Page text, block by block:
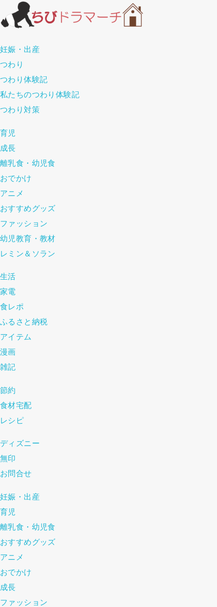
妊娠・出産
つわり
つわり体験記
私たちのつわり体験記
つわり対策
育児
成長
離乳食・幼児食
おでかけ
アニメ
おすすめグッズ
ファッション
幼児教育・教材
レミン＆ソラン
生活
家電
食レポ
ふるさと納税
アイテム
漫画
雑記
節約
食材宅配
レシピ
ディズニー
無印
お問合せ
妊娠・出産
育児
離乳食・幼児食
おすすめグッズ
アニメ
おでかけ
成長
ファッション